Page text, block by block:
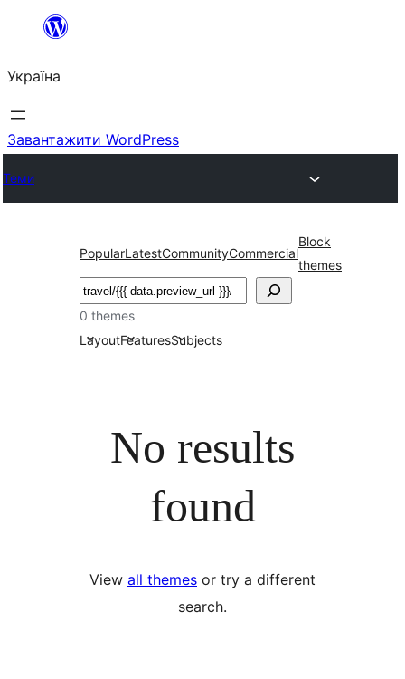
Перейти
вмісту
Україна
Завантажити WordPress
Теми
PopularLatestCommunityCommercial
Block
themes
Пошук
0 themes
LayoutFeaturesSubjects
No results
found
View all themes or try a different
search.